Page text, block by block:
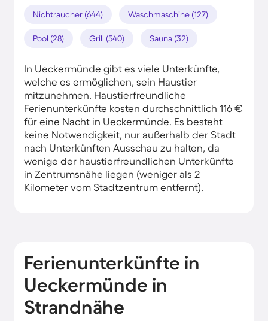
Nichtraucher (644) Waschmaschine (127)
Pool (28) Grill (540) Sauna (32)
In Ueckermünde gibt es viele Unterkünfte,
welche es ermöglichen, sein Haustier
mitzunehmen. Haustierfreundliche
Ferienunterkünfte kosten durchschnittlich 116 €
für eine Nacht in Ueckermünde. Es besteht
keine Notwendigkeit, nur außerhalb der Stadt
nach Unterkünften Ausschau zu halten, da
wenige der haustierfreundlichen Unterkünfte
in Zentrumsnähe liegen (weniger als 2
Kilometer vom Stadtzentrum entfernt).
Ferienunterkünfte in
Ueckermünde in
Strandnähe